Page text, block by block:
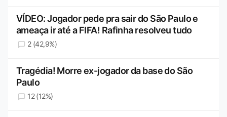
VÍDEO: Jogador pede pra sair do São Paulo e
ameaça ir até a FIFA! Rafinha resolveu tudo
2 (42,9%)
Tragédia! Morre ex-jogador da base do São
Paulo
12 (12%)